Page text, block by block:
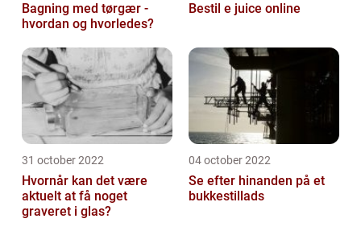
Bagning med tørgær -
hvordan og hvorledes?
Bestil e juice online
31 october 2022
Hvornår kan det være
aktuelt at få noget
graveret i glas?
04 october 2022
Se efter hinanden på et
bukkestillads